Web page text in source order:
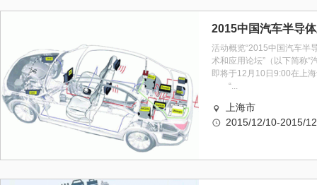
活动概览“2015中国汽车半
术和应用论坛”（以下简称“
即将于12月10日9:00在上
“...
上海市
2015/12/10-2015/